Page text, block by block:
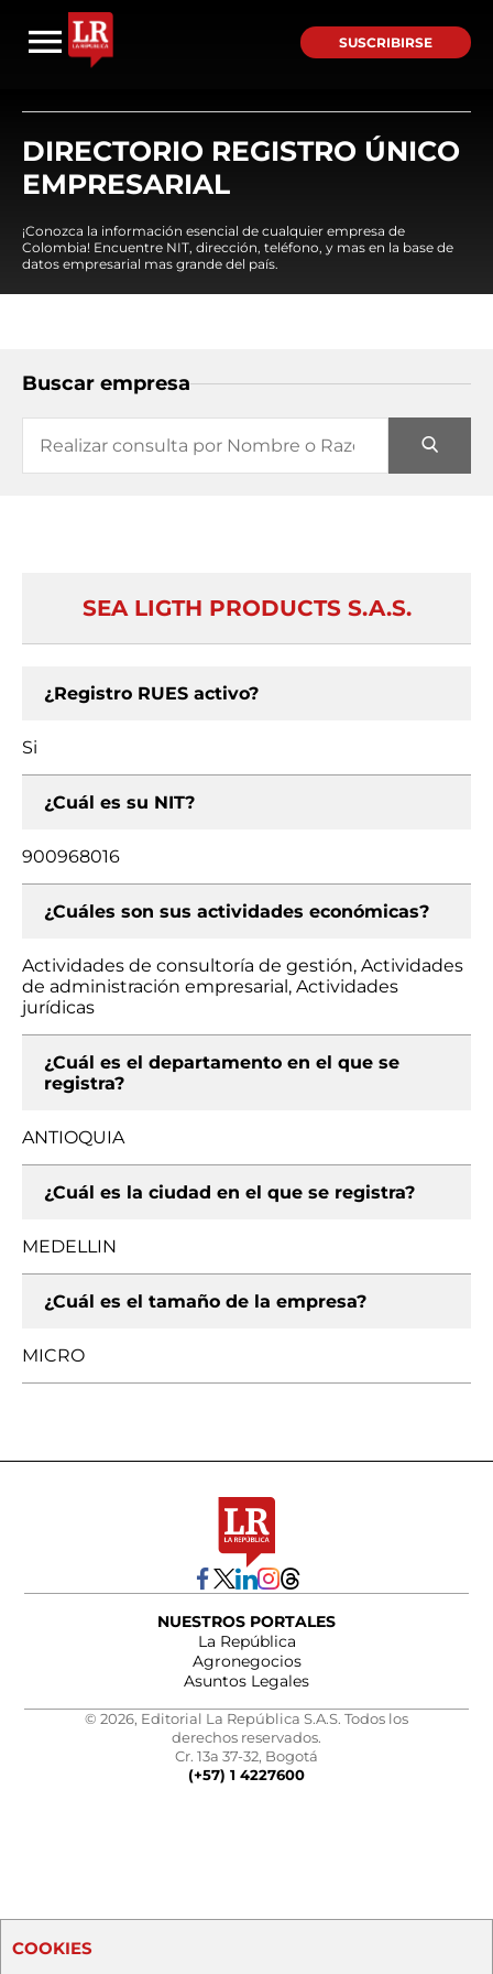
SUSCRIBIRSE
DIRECTORIO REGISTRO ÚNICO
EMPRESARIAL
¡Conozca la información esencial de cualquier empresa de
Colombia! Encuentre NIT, dirección, teléfono, y mas en la base de
datos empresarial mas grande del país.
Buscar empresa
SEA LIGTH PRODUCTS S.A.S.
¿Registro RUES activo?
Si
¿Cuál es su NIT?
900968016
¿Cuáles son sus actividades económicas?
Actividades de consultoría de gestión, Actividades
de administración empresarial, Actividades
jurídicas
¿Cuál es el departamento en el que se
registra?
ANTIOQUIA
¿Cuál es la ciudad en el que se registra?
MEDELLIN
¿Cuál es el tamaño de la empresa?
MICRO
NUESTROS PORTALES
La República
Agronegocios
Asuntos Legales
© 2026, Editorial La República S.A.S. Todos los
derechos reservados.
Cr. 13a 37-32, Bogotá
(+57) 1 4227600
COOKIES